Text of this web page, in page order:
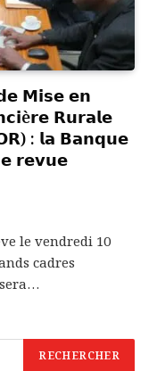
𝗠𝗶𝘀𝗲 𝗲𝗻
𝗥𝘂𝗿𝗮𝗹𝗲
: 𝗹𝗮 𝗕𝗮𝗻𝗾𝘂𝗲
𝗿𝗲𝘃𝘂𝗲
le vendredi 10
cadres